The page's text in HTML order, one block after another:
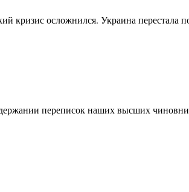
кризис осложнился. Украина перестала
переписок наших высших